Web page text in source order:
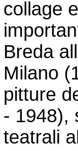
collage
Breda
Milano
pitture
- 1948),
teatrali